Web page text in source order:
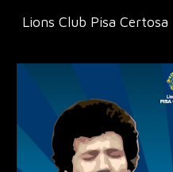
Skip to main content
Lions Club Pisa Certosa